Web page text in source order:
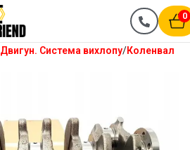
0
Двигун. Система вихлопу Коленвал